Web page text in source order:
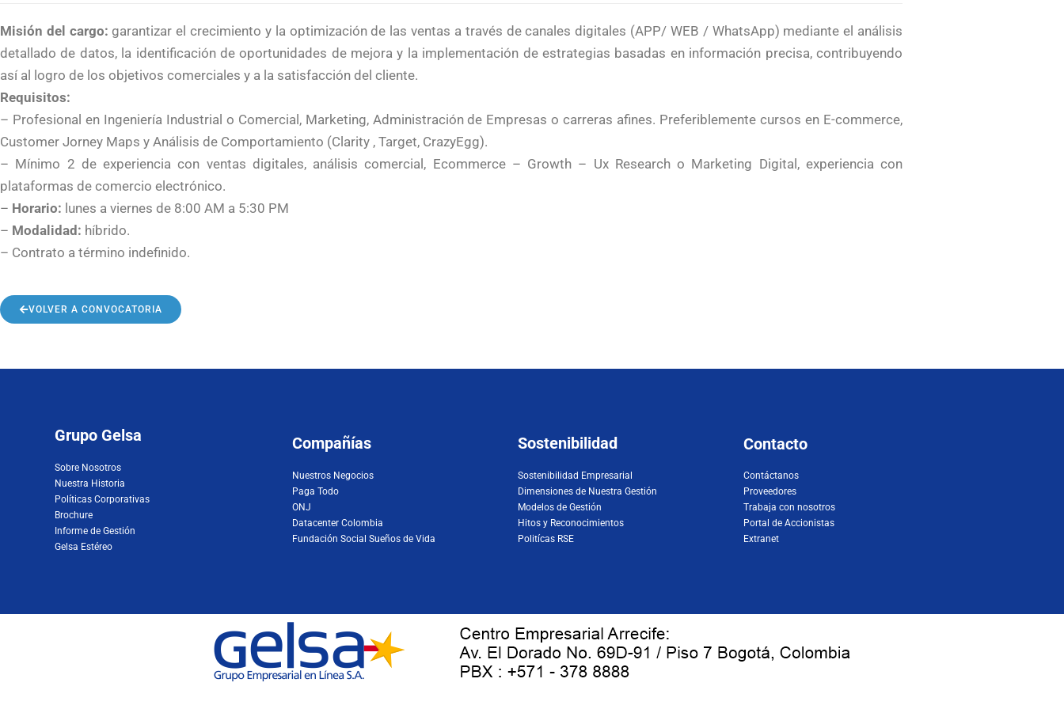
para
Colombia
Misión del cargo: garantizar el crecimiento y la optimización de las ventas a través de canales digitales (APP/ WEB / WhatsApp) mediante el análisis
detallado de datos, la identificación de oportunidades de mejora y la implementación de estrategias basadas en información precisa, contribuyendo
así al logro de los objetivos comerciales y a la satisfacción del cliente.
Requisitos:
– Profesional en Ingeniería Industrial o Comercial, Marketing, Administración de Empresas o carreras afines. Preferiblemente cursos en E-commerce,
Customer Jorney Maps y Análisis de Comportamiento (Clarity , Target, CrazyEgg).
– Mínimo 2 de experiencia con ventas digitales, análisis comercial, Ecommerce – Growth – Ux Research o Marketing Digital, experiencia con
plataformas de comercio electrónico.
– Horario: lunes a viernes de 8:00 AM a 5:30 PM
– Modalidad: híbrido.
– Contrato a término indefinido.
VOLVER A CONVOCATORIA
Grupo Gelsa
Sobre Nosotros
Nuestra Historia
Políticas Corporativas
Brochure
Informe de Gestión
Gelsa Estéreo
Compañías
Nuestros Negocios
Paga Todo
ONJ
Datacenter Colombia
Fundación Social Sueños de Vida
Sostenibilidad
Sostenibilidad Empresarial
Dimensiones de Nuestra Gestión
Modelos de Gestión
Hitos y Reconocimientos
Politícas RSE
Contacto
Contáctanos
Proveedores
Trabaja con nosotros
Portal de Accionistas
Extranet